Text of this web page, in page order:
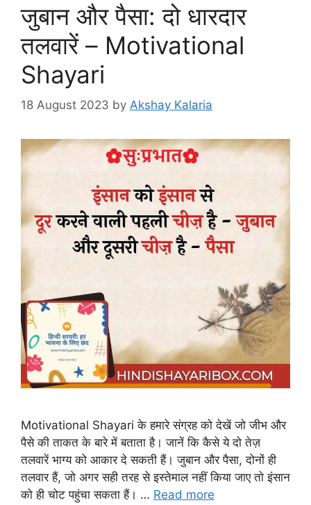
जुबान और पैसा: दो धारदार
तलवारें – Motivational
Shayari
18 August 2023 by Akshay Kalaria
Motivational Shayari के हमारे संग्रह को देखें जो जीभ और
पैसे की ताकत के बारे में बताता है। जानें कि कैसे ये दो तेज़
तलवारें भाग्य को आकार दे सकती हैं। जुबान और पैसा, दोनों ही
तलवार हैं, जो अगर सही तरह से इस्तेमाल नहीं किया जाए तो इंसान
को ही चोट पहुंचा सकता हैं। … Read more